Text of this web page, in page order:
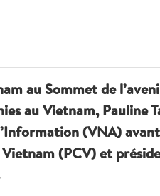
au Sommet de
au Vietnam, Pauline
(VNA)
(PCV) et